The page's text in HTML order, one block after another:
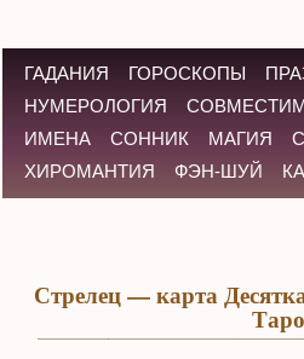
ГАДАНИЯ ГОРОСКОПЫ
НУМЕРОЛОГИЯ
ИМЕНА
СОННИК МАГИЯ
ХИРОМАНТИЯ
ФЭН-ШУЙ
Стрелец — карта
Таро